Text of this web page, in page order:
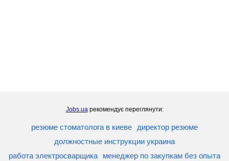
Jobs.uaрекомендує переглянути:
резюме стоматолога в киеве
директор резюме
должностные инструкции украина
работа электросварщика
менеджер по закупкам без опыта